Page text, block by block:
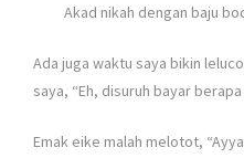
Akad nikah dengan baju
Ada juga waktu saya bikin
saya, “Eh, disuruh bayar berapa
Emak eike malah melotot,